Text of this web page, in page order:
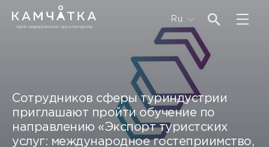
Ru
Сотрудников сферы туриндустрии
приглашают пройти обучение по
направлению «Экспорт туристских
услуг: международное гостеприимство,